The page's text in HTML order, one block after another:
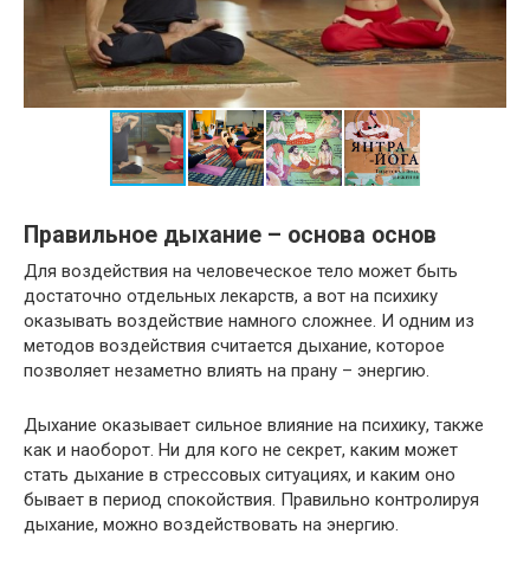
Правильное дыхание – основа основ
Для воздействия на человеческое тело может быть
достаточно отдельных лекарств, а вот на психику
оказывать воздействие намного сложнее. И одним из
методов воздействия считается дыхание, которое
позволяет незаметно влиять на прану – энергию.
Дыхание оказывает сильное влияние на психику, также
как и наоборот. Ни для кого не секрет, каким может
стать дыхание в стрессовых ситуациях, и каким оно
бывает в период спокойствия. Правильно контролируя
дыхание, можно воздействовать на энергию.